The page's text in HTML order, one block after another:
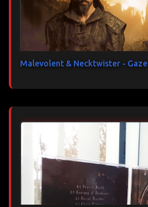
Malevolent & Necktwister - Gaze